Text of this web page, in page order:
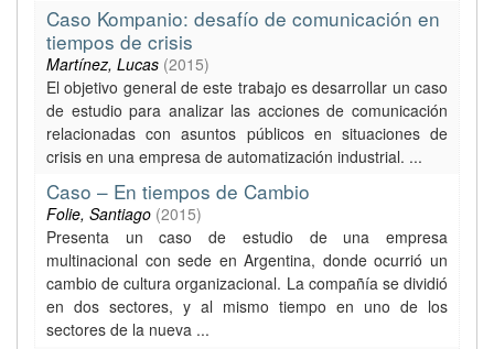
Caso Kompanio: desafío de comunicación en
tiempos de crisis
Martínez, Lucas (2015)
El objetivo general de este trabajo es desarrollar un caso
de estudio para analizar las acciones de comunicación
relacionadas con asuntos públicos en situaciones de
crisis en una empresa de automatización industrial. ...
Caso – En tiempos de Cambio
Folie, Santiago (2015)
Presenta un caso de estudio de una empresa
multinacional con sede en Argentina, donde ocurrió un
cambio de cultura organizacional. La compañía se dividió
en dos sectores, y al mismo tiempo en uno de los
sectores de la nueva ...